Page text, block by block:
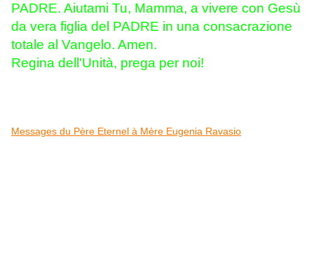
PADRE. Aiutami Tu, Mamma, a vivere con Gesù
da vera figlia del PADRE in una consacrazione
totale al Vangelo. Amen.
Regina dell'Unità, prega per noi!
Messages du Père Eternel à Mère Eugenia Ravasio